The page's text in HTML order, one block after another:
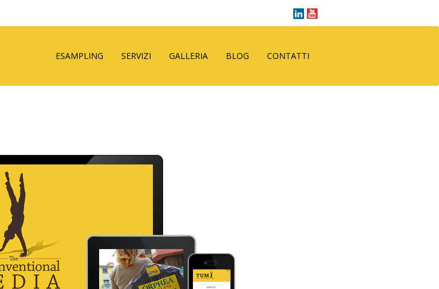
ESAMPLING SERVIZI GALLERIA BLOG CONTATTI